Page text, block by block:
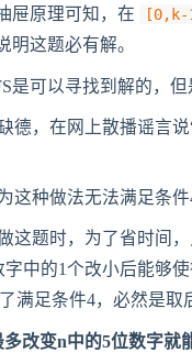
屉原理可知，在 [0,k-
明这题必有解。
是可以寻找到解的，但
德，在网上散播谣言
这种做法无法满足条件
这题时，为了省时间
中的1个改小后能够使
满足条件4，必然是
多改变n中的5位数字就